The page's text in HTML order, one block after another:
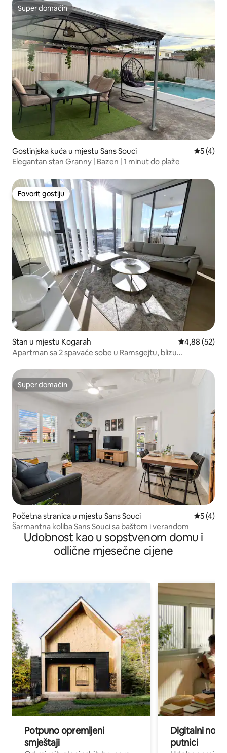
Super domaćin
Super domaćin
Gostinjska kuća u mjestu Sans Souci
5 (4)
Elegantan stan Granny | Bazen | 1 minut do plaže
Favorit gostiju
Favorit gostiju
Stan u mjestu Kogarah prosječna
4,88 (52)
Apartman sa 2 spavaće sobe u Ramsgejtu, blizu
Super domaćin
Super domaćin
Početna stranica u mjestu Sans Souci
5 (4)
Šarmantna koliba Sans Souci sa baštom i verandom
Udobnost kao u sopstvenom domu i
odlične mjesečne cijene
Potpuno opremljeni
smještaji
Digitalni
putnici